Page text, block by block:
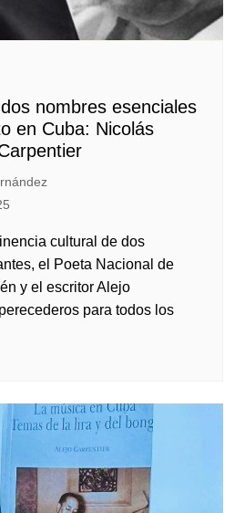
nombres esenciales
en Cuba: Nicolás
cultural de dos
el Poeta Nacional de
y el escritor Alejo
para todos los